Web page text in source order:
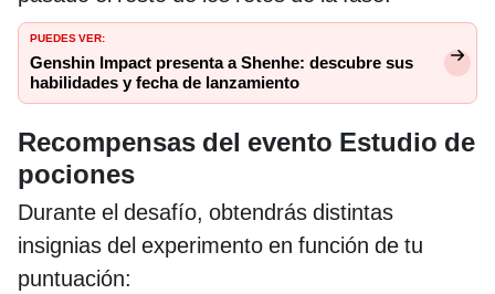
PUEDES VER:
Genshin Impact presenta a Shenhe: descubre sus
habilidades y fecha de lanzamiento
Recompensas del evento Estudio de
pociones
Durante el desafío, obtendrás distintas
insignias del experimento en función de tu
puntuación: